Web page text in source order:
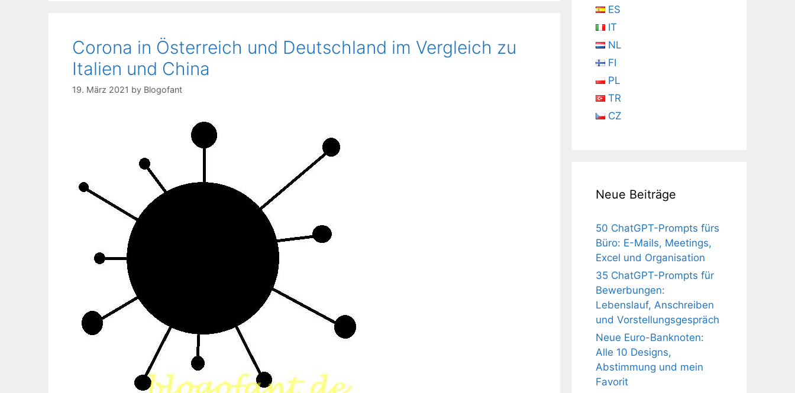
Corona in Österreich und Deutschland im Vergleich zu
Italien und China
19. März 2021 by Blogofant
ES
IT
NL
FI
PL
TR
CZ
Neue Beiträge
50 ChatGPT-Prompts fürs
Büro: E-Mails, Meetings,
Excel und Organisation
35 ChatGPT-Prompts für
Bewerbungen:
Lebenslauf, Anschreiben
und Vorstellungsgespräch
Neue Euro-Banknoten:
Alle 10 Designs,
Abstimmung und mein
Favorit